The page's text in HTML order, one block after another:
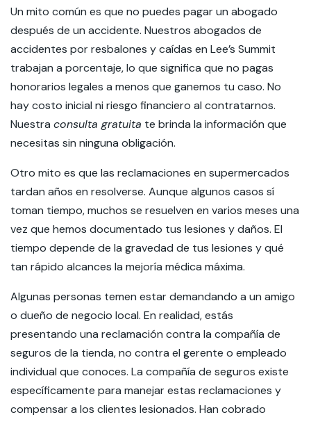
Un mito común es que no puedes pagar un abogado
después de un accidente. Nuestros abogados de
accidentes por resbalones y caídas en Lee’s Summit
trabajan a porcentaje, lo que significa que no pagas
honorarios legales a menos que ganemos tu caso. No
hay costo inicial ni riesgo financiero al contratarnos.
Nuestra consulta gratuita te brinda la información que
necesitas sin ninguna obligación.
Otro mito es que las reclamaciones en supermercados
tardan años en resolverse. Aunque algunos casos sí
toman tiempo, muchos se resuelven en varios meses una
vez que hemos documentado tus lesiones y daños. El
tiempo depende de la gravedad de tus lesiones y qué
tan rápido alcances la mejoría médica máxima.
Algunas personas temen estar demandando a un amigo
o dueño de negocio local. En realidad, estás
presentando una reclamación contra la compañía de
seguros de la tienda, no contra el gerente o empleado
individual que conoces. La compañía de seguros existe
específicamente para manejar estas reclamaciones y
compensar a los clientes lesionados. Han cobrado